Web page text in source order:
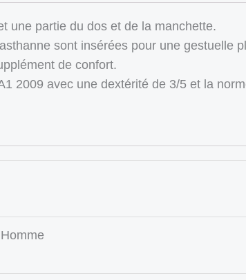
une partie du dos et de la manchette.
sont insérées pour une gestuelle
de confort.
2009 avec une dextérité de 3/5 et la